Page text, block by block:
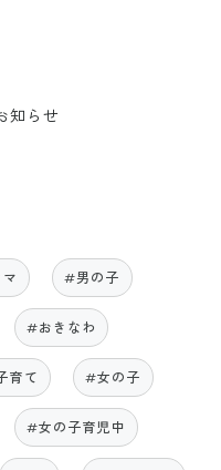
知らせ
#男の子
#おきなわ
育て #女の子
#女の子育児中